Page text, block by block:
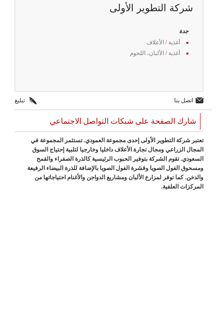
شركة التطوير الأولى
جدة
أغذية / الأعلاف
أغذية / الألبان، اللحوم
اتصل بنا تبليغ
شارك الصفحة على شبكات التواصل الاجتماعي
تعتبر شركة التطوير الأولى إحدى مجموعة العمودي. تستثمر المجموعة في
المجال الزراعي ومجال تجارة الأعلاف داخليا وخارجيا لتلبية إحتياج السوق
السعودي. تقوم الشركة بتوفير الحبوب الرئيسية كالذرة الصفراء والقمح
ومسحوق الفول الصويا وقشرة الفول الصويا بالإضافة للذرة البيضاء الرفيعة
والدخن. كما توفر لمزارع الألبان ومشاريع الدواجن والأغنام احتياجاتها من
المركزات العلفية.